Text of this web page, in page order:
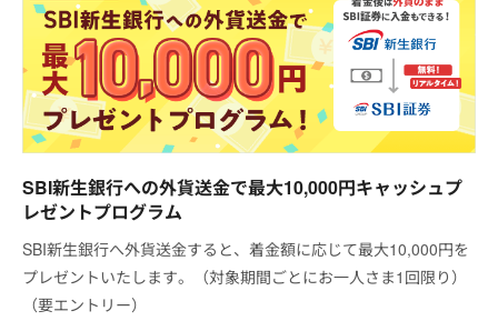
SBI新生銀行への外貨送金で最大10,000円キャッシュプ
レゼントプログラム
SBI新生銀行へ外貨送金すると、着金額に応じて最大10,000円を
プレゼントいたします。（対象期間ごとにお一人さま1回限り）
（要エントリー）